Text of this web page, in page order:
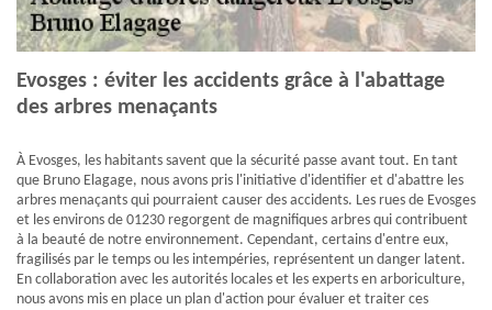
Evosges : éviter les accidents grâce à l'abattage
des arbres menaçants
À Evosges, les habitants savent que la sécurité passe avant tout. En tant
que Bruno Elagage, nous avons pris l'initiative d'identifier et d'abattre les
arbres menaçants qui pourraient causer des accidents. Les rues de Evosges
et les environs de 01230 regorgent de magnifiques arbres qui contribuent
à la beauté de notre environnement. Cependant, certains d'entre eux,
fragilisés par le temps ou les intempéries, représentent un danger latent.
En collaboration avec les autorités locales et les experts en arboriculture,
nous avons mis en place un plan d'action pour évaluer et traiter ces